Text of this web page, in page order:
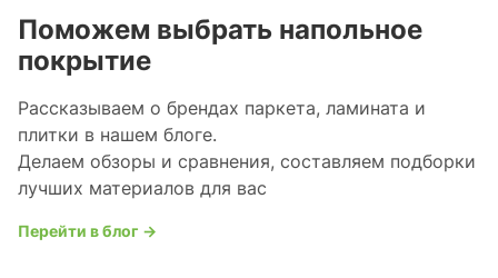
Поможем выбрать напольное
покрытие
Рассказываем о брендах паркета, ламината и
плитки в нашем блоге.
Делаем обзоры и сравнения, составляем подборки
лучших материалов для вас
Перейти в блог →